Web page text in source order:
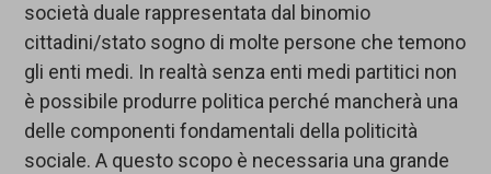
società duale rappresentata dal binomio
cittadini/stato sogno di molte persone che temono
gli enti medi. In realtà senza enti medi partitici non
è possibile produrre politica perché mancherà una
delle componenti fondamentali della politicità
sociale. A questo scopo è necessaria una grande